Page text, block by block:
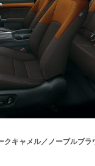
クキャメル／ノーブルブラ